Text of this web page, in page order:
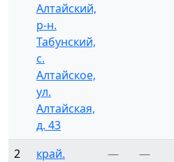
Алтайский,
р-н.
Табунский,
с.
Алтайское,
ул.
Алтайская,
д. 43
2
край.
— —